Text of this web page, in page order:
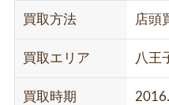
買取方法 店頭
買取エリア 八王
買取時期